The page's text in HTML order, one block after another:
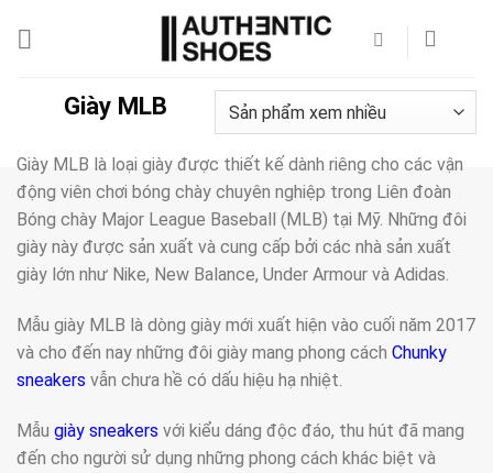
Giày MLB
Giày MLB là loại giày được thiết kế dành riêng cho các vận
động viên chơi bóng chày chuyên nghiệp trong Liên đoàn
Bóng chày Major League Baseball (MLB) tại Mỹ. Những đôi
giày này được sản xuất và cung cấp bởi các nhà sản xuất
giày lớn như Nike, New Balance, Under Armour và Adidas.
Mẫu giày MLB là dòng giày mới xuất hiện vào cuối năm 2017
và cho đến nay những đôi giày mang phong cách Chunky
sneakers vẫn chưa hề có dấu hiệu hạ nhiệt.
Mẫu giày sneakers với kiểu dáng độc đáo, thu hút đã mang
đến cho người sử dụng những phong cách khác biệt và